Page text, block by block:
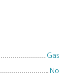
Gas
No